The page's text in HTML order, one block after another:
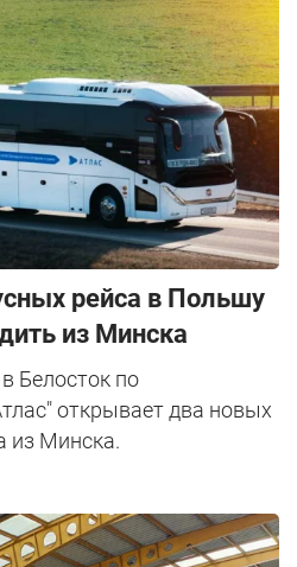
рейса в Польшу
из Минска
Белосток по
открывает два новых
из Минска.